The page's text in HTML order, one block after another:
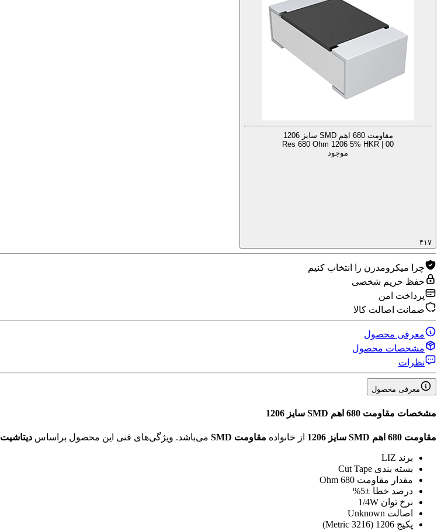
مقاومت 680 اهم SMD سایز 1206
Res 680 Ohm 1206 5% HKR | 00
موجود
۴۱۷
چرا میکرومدرن را انتخاب کنیم
حفظ حریم شخصی
پرداخت امن
ضمانت اصالت کالا
معرفی محصول
مشخصات محصول
نظرات
معرفی محصول
مشخصات مقاومت 680 اهم SMD سایز 1206
مقاومت 680 اهم SMD سایز 1206 از خانواده مقاومت SMD می‌باشد. ویژگی‌های فنی این محصول براساس دیتاشیت
برند LIZ
بسته بندی Cut Tape
مقدار مقاومت 680 Ohm
درصد خطا ±5%
نرخ توان 1/4W
اصالت Unknown
پکیج 1206 (3216 Metric)